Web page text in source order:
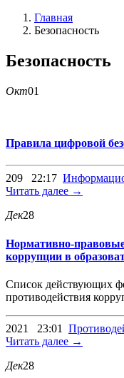
Главная
Безопасность
Безопасность
Окт01
Правила цифровой
209 22:17
Читать далее →
Дек28
Нормативно-
коррупции в
Список действующих
противодействия
2021 23:01
Читать далее →
Дек28